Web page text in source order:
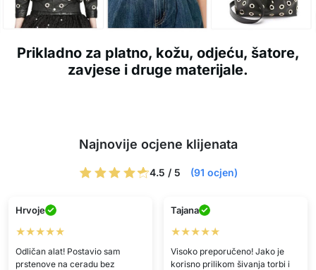
Prikladno za platno, kožu, odjeću, šatore,
zavjese i druge materijale.
Najnovije ocjene klijenata
4.5 / 5 (91 ocjen)
Hrvoje
★★★★★
Odličan alat! Postavio sam
prstenove na ceradu bez
Tajana
★★★★★
Visoko preporučeno! Jako je
korisno prilikom šivanja torbi i